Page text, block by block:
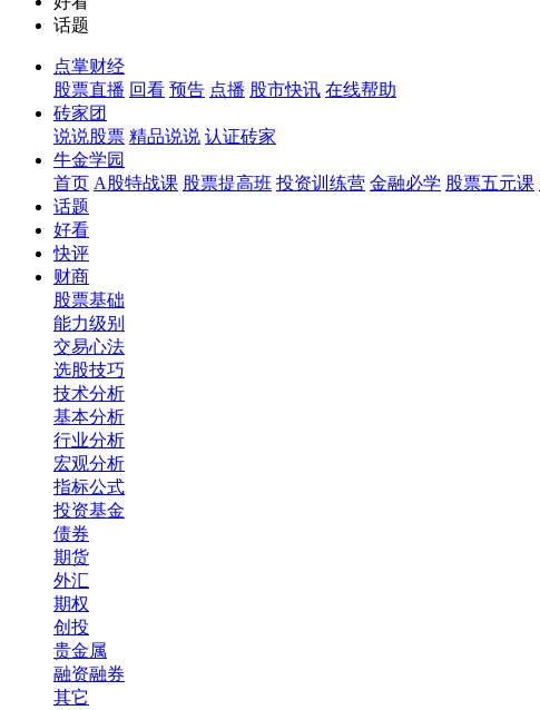
话题
点掌财经
股票直播 回看 预告 点播 股市快讯 在线帮助
砖家团
说说股票 精品说说 认证砖家
牛金学园
首页 A股特战课 股票提高班 投资训练营 金融必学 股票五元课
话题
好看
快评
财商
股票基础
能力级别
交易心法
选股技巧
技术分析
基本分析
行业分析
宏观分析
指标公式
投资基金
债券
期货
外汇
期权
创投
贵金属
融资融券
其它